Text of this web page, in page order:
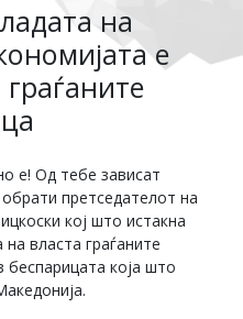
на
е
е! Од тебе зависат
претседателот на
кој што истакна
власта граѓаните
беспарицата која што